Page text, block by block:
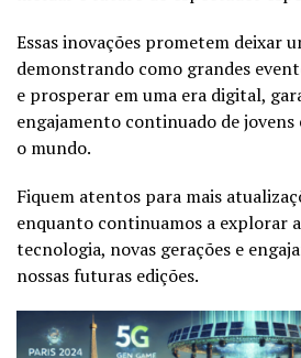
Essas inovações prometem deixar
demonstrando como grandes
e prosperar em uma era digital,
engajamento continuado de
o mundo.
Fiquem atentos para mais
enquanto continuamos a explorar
tecnologia, novas gerações e
nossas futuras edições.